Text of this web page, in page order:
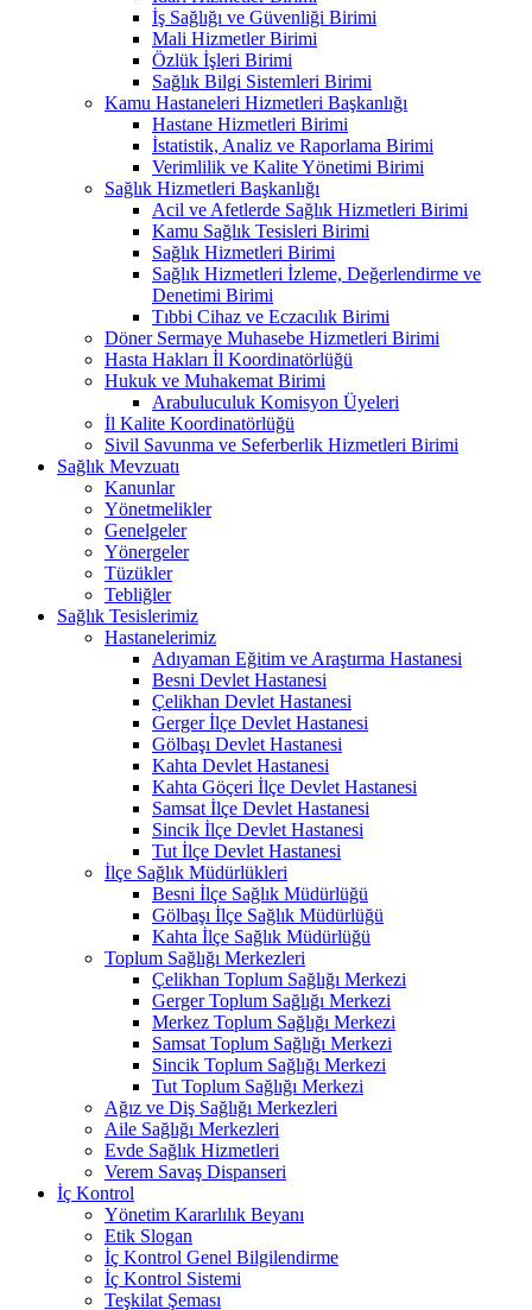
İş Sağlığı ve Güvenliği Birimi
Mali Hizmetler Birimi
Özlük İşleri Birimi
Sağlık Bilgi Sistemleri Birimi
Kamu Hastaneleri Hizmetleri Başkanlığı
Hastane Hizmetleri Birimi
İstatistik, Analiz ve Raporlama Birimi
Verimlilik ve Kalite Yönetimi Birimi
Sağlık Hizmetleri Başkanlığı
Acil ve Afetlerde Sağlık Hizmetleri Birimi
Kamu Sağlık Tesisleri Birimi
Sağlık Hizmetleri Birimi
Sağlık Hizmetleri İzleme, Değerlendirme ve
Denetimi Birimi
Tıbbi Cihaz ve Eczacılık Birimi
Döner Sermaye Muhasebe Hizmetleri Birimi
Hasta Hakları İl Koordinatörlüğü
Hukuk ve Muhakemat Birimi
Arabuluculuk Komisyon Üyeleri
İl Kalite Koordinatörlüğü
Sivil Savunma ve Seferberlik Hizmetleri Birimi
Sağlık Mevzuatı
Kanunlar
Yönetmelikler
Genelgeler
Yönergeler
Tüzükler
Tebliğler
Sağlık Tesislerimiz
Hastanelerimiz
Adıyaman Eğitim ve Araştırma Hastanesi
Besni Devlet Hastanesi
Çelikhan Devlet Hastanesi
Gerger İlçe Devlet Hastanesi
Gölbaşı Devlet Hastanesi
Kahta Devlet Hastanesi
Kahta Göçeri İlçe Devlet Hastanesi
Samsat İlçe Devlet Hastanesi
Sincik İlçe Devlet Hastanesi
Tut İlçe Devlet Hastanesi
İlçe Sağlık Müdürlükleri
Besni İlçe Sağlık Müdürlüğü
Gölbaşı İlçe Sağlık Müdürlüğü
Kahta İlçe Sağlık Müdürlüğü
Toplum Sağlığı Merkezleri
Çelikhan Toplum Sağlığı Merkezi
Gerger Toplum Sağlığı Merkezi
Merkez Toplum Sağlığı Merkezi
Samsat Toplum Sağlığı Merkezi
Sincik Toplum Sağlığı Merkezi
Tut Toplum Sağlığı Merkezi
Ağız ve Diş Sağlığı Merkezleri
Aile Sağlığı Merkezleri
Evde Sağlık Hizmetleri
Verem Savaş Dispanseri
İç Kontrol
Yönetim Kararlılık Beyanı
Etik Slogan
İç Kontrol Genel Bilgilendirme
İç Kontrol Sistemi
Teşkilat Şeması